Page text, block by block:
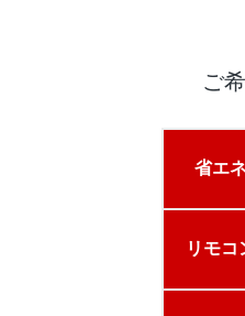
ご
省エ
リモコ